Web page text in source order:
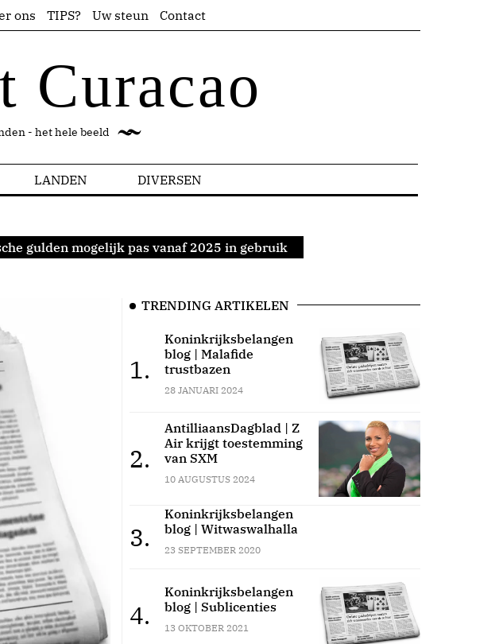
ons TIPS? Uw steun Contact
Curacao
- het hele beeld
LANDEN DIVERSEN
gulden mogelijk pas vanaf 2025 in gebruik
TRENDING ARTIKELEN
1.
Koninkrijksbelangen
blog | Malafide
trustbazen
28 JANUARI 2024
2.
AntilliaansDagblad | Z
Air krijgt toestemming
van SXM
10 AUGUSTUS 2024
3.
Koninkrijksbelangen
blog | Witwaswalhalla
23 SEPTEMBER 2020
4.
Koninkrijksbelangen
blog | Sublicenties
13 OKTOBER 2021